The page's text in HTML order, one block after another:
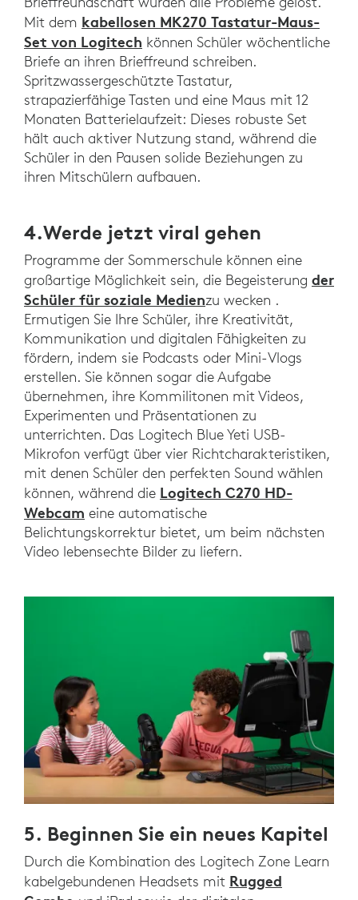
Mit dem kabellosen MK270 Tastatur-Maus-
Set von Logitech können Schüler wöchentliche
Briefe an ihren Brieffreund schreiben.
Spritzwassergeschützte Tastatur,
strapazierfähige Tasten und eine Maus mit 12
Monaten Batterielaufzeit: Dieses robuste Set
hält auch aktiver Nutzung stand, während die
Schüler in den Pausen solide Beziehungen zu
ihren Mitschülern aufbauen.
4.Werde jetzt viral gehen
Programme der Sommerschule können eine
großartige Möglichkeit sein, die Begeisterung der
Schüler für soziale Medienzu wecken .
Ermutigen Sie Ihre Schüler, ihre Kreativität,
Kommunikation und digitalen Fähigkeiten zu
fördern, indem sie Podcasts oder Mini-Vlogs
erstellen. Sie können sogar die Aufgabe
übernehmen, ihre Kommilitonen mit Videos,
Experimenten und Präsentationen zu
unterrichten. Das Logitech Blue Yeti USB-
Mikrofon verfügt über vier Richtcharakteristiken,
mit denen Schüler den perfekten Sound wählen
können, während die Logitech C270 HD-
Webcam eine automatische
Belichtungskorrektur bietet, um beim nächsten
Video lebensechte Bilder zu liefern.
5. Beginnen Sie ein neues Kapitel
Durch die Kombination des Logitech Zone Learn
kabelgebundenen Headsets mit Rugged